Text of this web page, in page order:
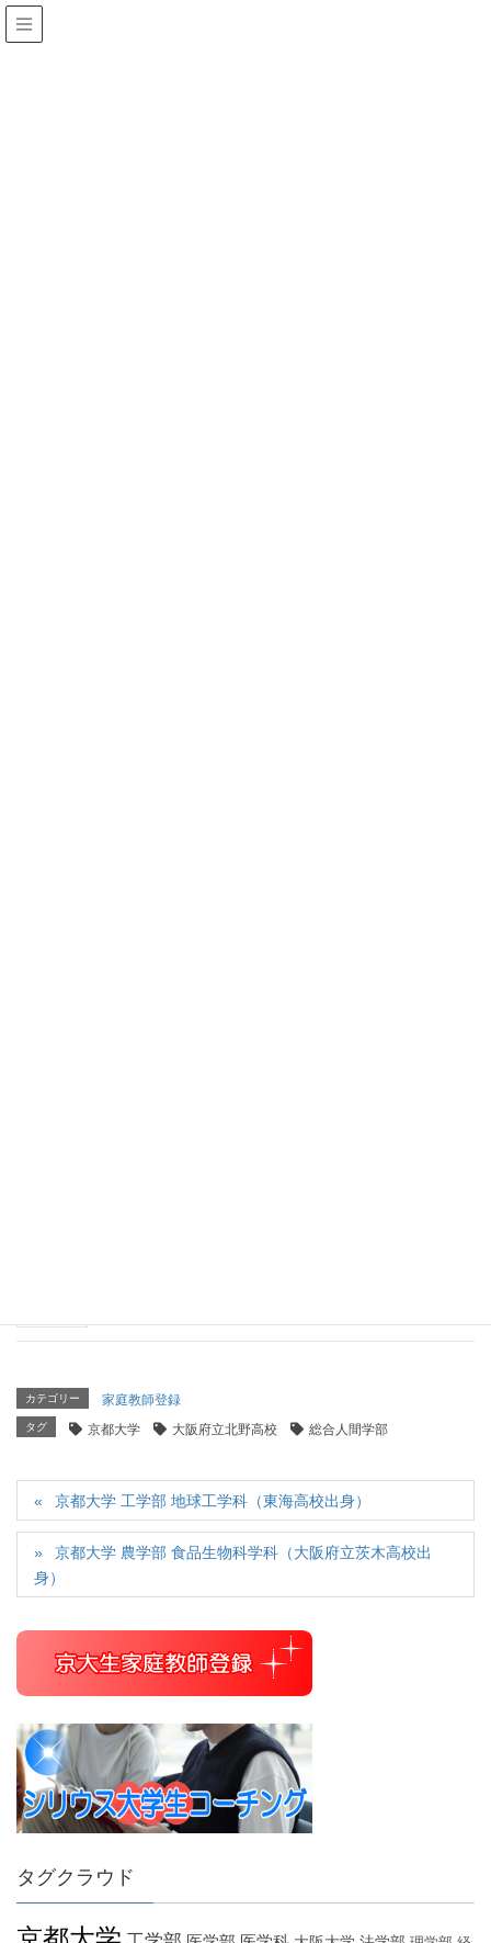
カテゴリー 家庭教師登録
タグ 京都大学 大阪府立北野高校 総合人間学部
京都大学 工学部 地球工学科（東海高校出身）
京都大学 農学部 食品生物科学科（大阪府立茨木高校出
身）
タグクラウド